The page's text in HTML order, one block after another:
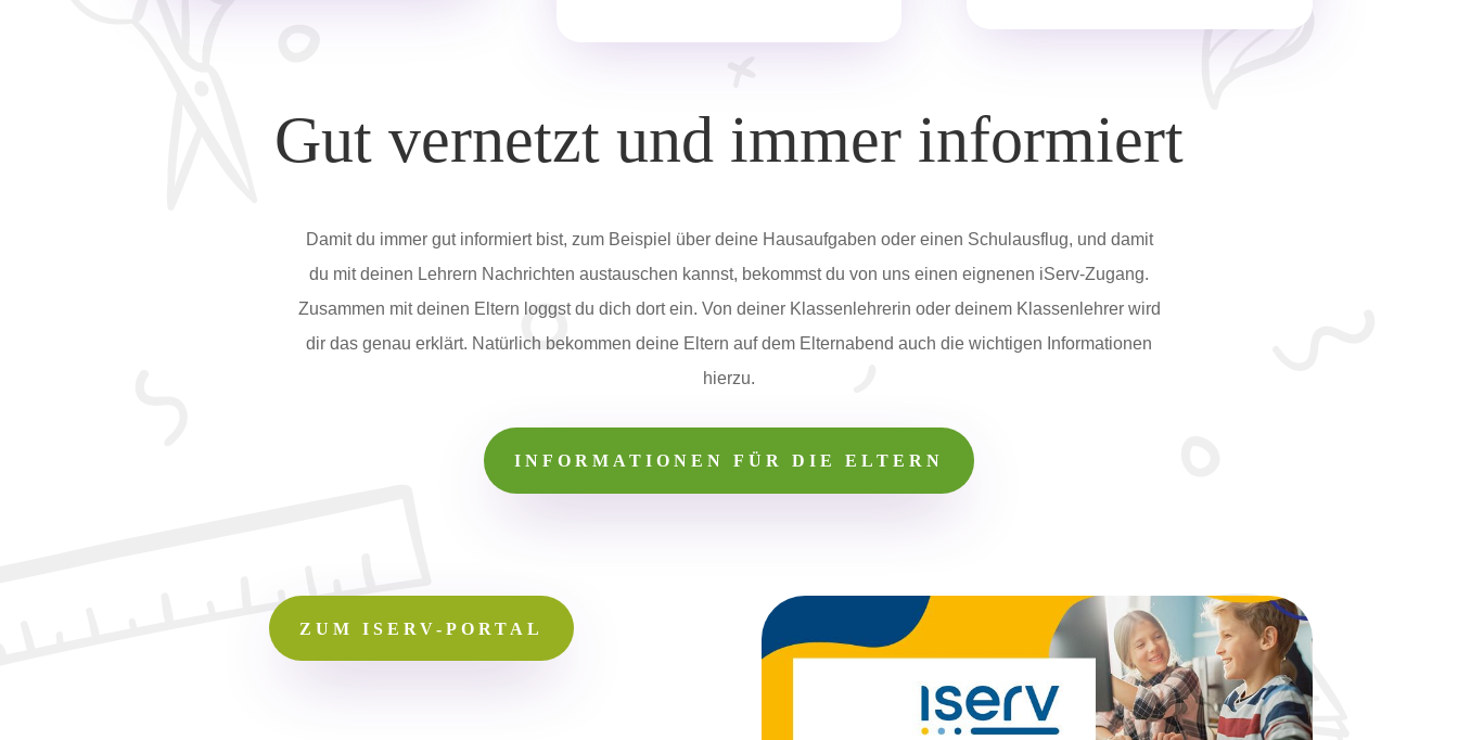
Gut vernetzt und immer informiert
Damit du immer gut informiert bist, zum Beispiel über deine Hausaufgaben oder einen Schulausflug, und damit
du mit deinen Lehrern Nachrichten austauschen kannst, bekommst du von uns einen eignenen iServ-Zugang.
Zusammen mit deinen Eltern loggst du dich dort ein. Von deiner Klassenlehrerin oder deinem Klassenlehrer wird
dir das genau erklärt. Natürlich bekommen deine Eltern auf dem Elternabend auch die wichtigen Informationen
hierzu.
INFORMATIONEN FÜR DIE ELTERN
ZUM ISERV-PORTAL